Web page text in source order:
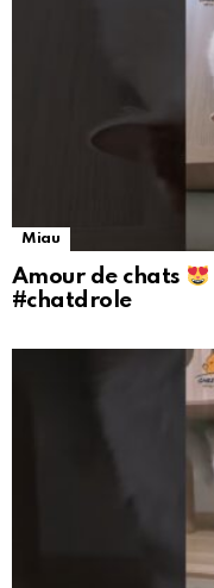
Miau
Amour de chats
#chatdrole